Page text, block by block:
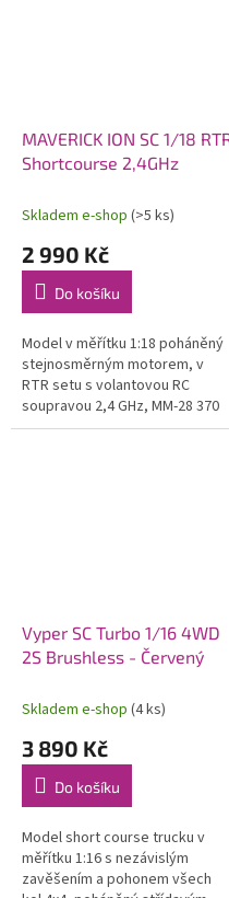
MAVERICK ION SC 1/18
Shortcourse 2,4GHz
Skladem e-shop (>5 ks)
2 990 Kč
Do košíku
Model v měřítku 1:18 poháněný
stejnosměrným motorem, v
RTR setu s volantovou RC
soupravou 2,4 GHz, MM-28 370
elektromotorem, NiMH aku 7,2 V
Vyper SC Turbo 1/16 4WD
2S Brushless - Červený
Skladem e-shop (4 ks)
3 890 Kč
Do košíku
Model short course trucku v
měřítku 1:16 s nezávislým
zavěšením a pohonem všech